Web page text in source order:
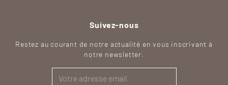
Suivez-nous
Restez au courant de notre actualité en vous inscrivant à
notre newsletter.